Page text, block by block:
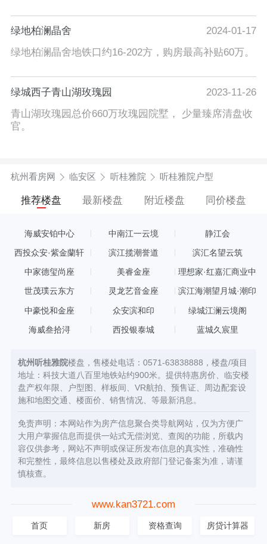
绿地柏澜晶舍
2024-01-17
绿地柏澜晶舍地铁口约16-202方，购房最高补贴60万。
绿城西子青山湖玫瑰园
2023-11-26
青山湖玫瑰园总价660万玫瑰园院墅， 少量臻席清盘收
官。
杭州看房网 临安区 听桂雅院 听桂雅院户型
推荐楼盘 最新楼盘 附近楼盘 同价楼盘
海威安铂中心 中南江一云境 静江会
西投众安·紫金蘭轩 滨江揽潮誉道 滨汇名望云筑
中家德玺尚座 美睿金座
理想家·红嘉汇商业中
世茂璞云东方 灵龙艺音金座 滨江海潮望月城·潮印
中豪悦和金座 众安滨和印 绿城江澜云境阁
海威叁拾浔 西投银泰城 蓝城久宸里
杭州听桂雅院楼盘，售楼处电话：0571-63838888，楼盘/项目
地址：科技大道八百里地铁站约900米。提供特惠房价、临安楼
盘产权年限、户型图、样板间、VR航拍、预售证、周边配套设
施和地图交通、楼面价、销售情况、等最新消息。
免责声明：本网站作为房产信息聚合类导航网站，仅为方便广
大用户掌握信息而提供一站式无偿浏览、查阅的功能，所载内
容仅供参考，网站不声明或保证所发布信息的真实性，准确性
和完整性，最终信息以售楼处及政府部门登记备案为准，请谨
慎核查。
www.kan3721.com
首页 新房 资格查询 房贷计算器